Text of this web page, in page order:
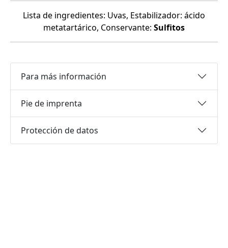
Lista de ingredientes: Uvas, Estabilizador: ácido
metatartárico, Conservante: Sulfitos
Para más información
Pie de imprenta
Protección de datos